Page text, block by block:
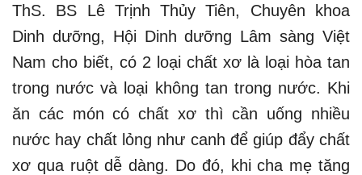
ThS. BS Lê Trịnh Thủy Tiên, Chuyên khoa
Dinh dưỡng, Hội Dinh dưỡng Lâm sàng Việt
Nam cho biết, có 2 loại chất xơ là loại hòa tan
trong nước và loại không tan trong nước. Khi
ăn các món có chất xơ thì cần uống nhiều
nước hay chất lỏng như canh để giúp đẩy chất
xơ qua ruột dễ dàng. Do đó, khi cha mẹ tăng